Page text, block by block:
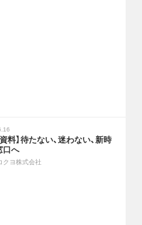
資料】待たない、迷わない、新時
口へ
クヨ株式会社